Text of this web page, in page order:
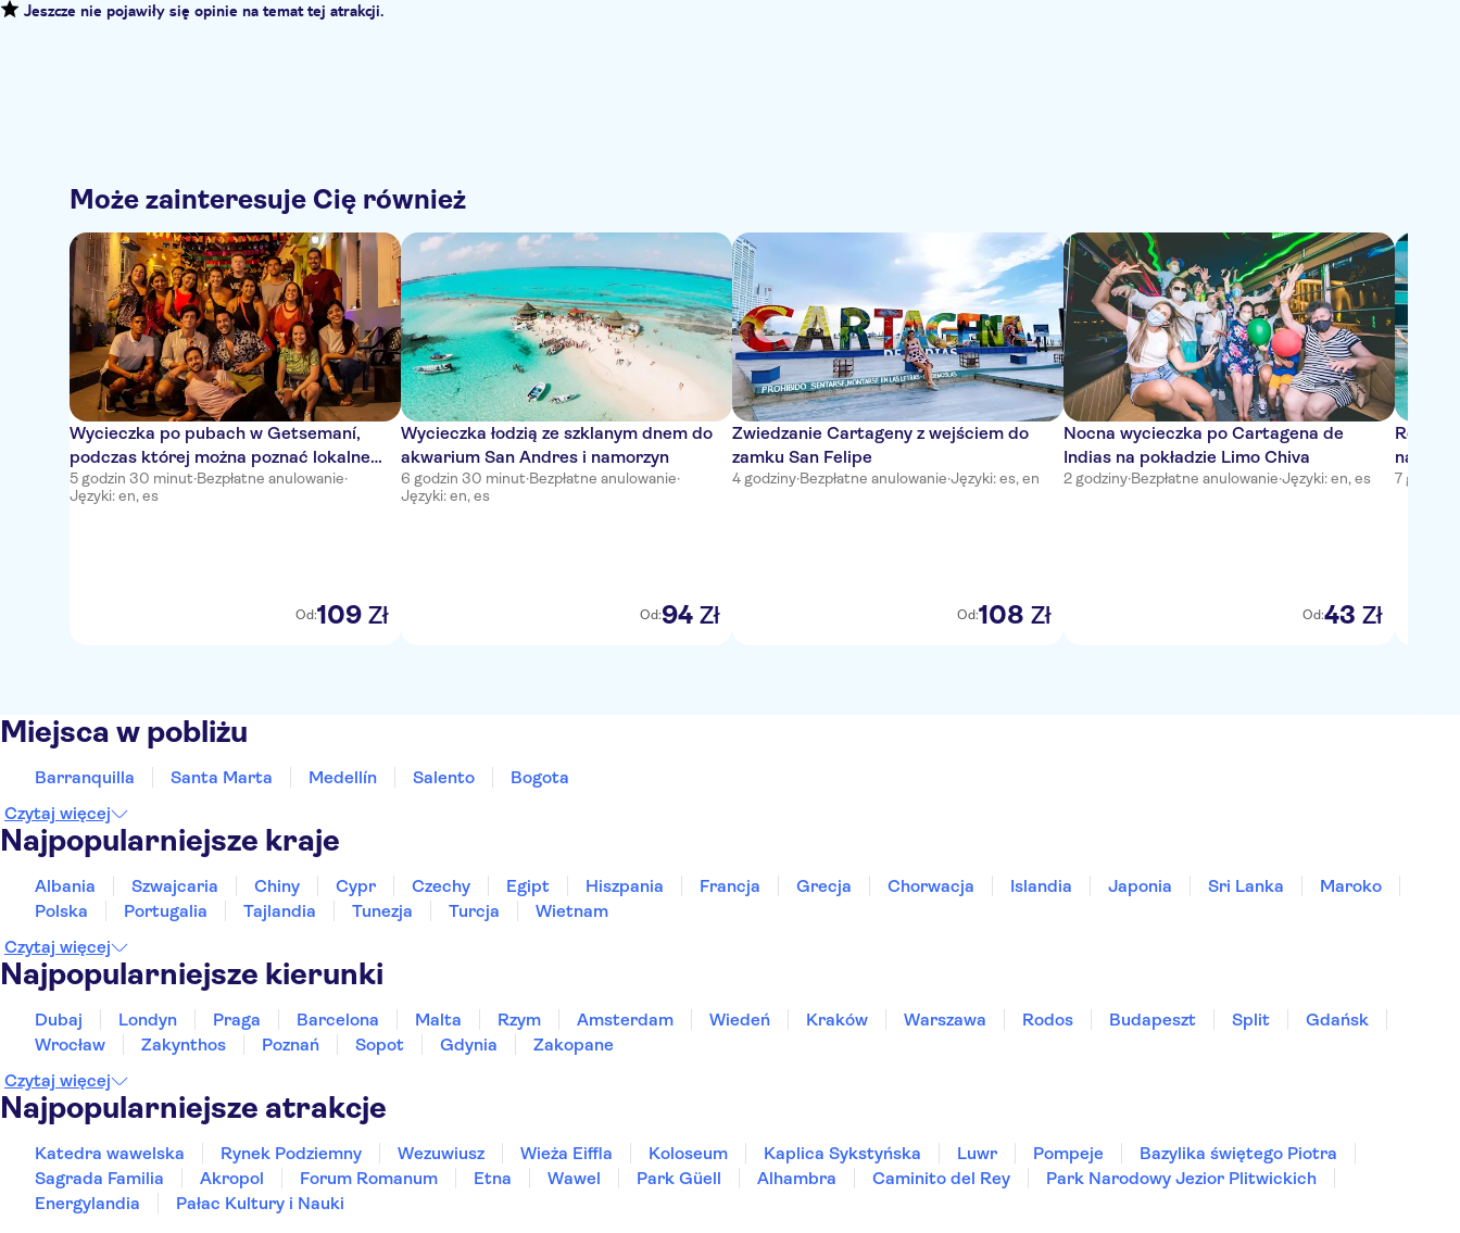
Jeszcze nie pojawiły się opinie na temat tej atrakcji.
Może zainteresuje Cię również
Wycieczka po pubach w Getsemaní,
podczas której można poznać lokalne
życie nocne
5 godzin 30 minut·Bezpłatne anulowanie·
Języki: en, es
Od:109 Zł
Wycieczka łodzią ze szklanym dnem do
akwarium San Andres i namorzyn
6 godzin 30 minut·Bezpłatne anulowanie·
Języki: en, es
Od:94 Zł
Zwiedzanie Cartageny z wejściem do
zamku San Felipe
4 godziny·Bezpłatne anulowanie·Języki: es, en
Od:108 Zł
Nocna wycieczka po Cartagena de
Indias na pokładzie Limo Chiva
2 godziny·Bezpłatne anulowanie·Języki: en, es
Od:43 Zł
Rejs
na
7 godzin
Miejsca w pobliżu
Barranquilla Santa Marta Medellín Salento
Bogota
Czytaj więcej
Najpopularniejsze kraje
Albania Szwajcaria Chiny Cypr Czechy Egipt Hiszpania Francja Grecja Chorwacja Islandia Japonia Sri Lanka
Maroko
Polska
Portugalia Tajlandia Tunezja Turcja
Wietnam
Czytaj więcej
Najpopularniejsze kierunki
Dubaj Londyn Praga Barcelona Malta Rzym Amsterdam Wiedeń Kraków Warszawa Rodos Budapeszt Split
Gdańsk
Wrocław
Zakynthos Poznań Sopot Gdynia
Zakopane
Czytaj więcej
Najpopularniejsze atrakcje
Katedra wawelska Rynek Podziemny Wezuwiusz Wieża Eiffla Koloseum Kaplica Sykstyńska Luwr Pompeje
Bazylika świętego Piotra
Sagrada Familia
Akropol Forum Romanum Etna Wawel Park Güell Alhambra Caminito del Rey
Park Narodowy Jezior Plitwickich
Energylandia
Pałac Kultury i Nauki